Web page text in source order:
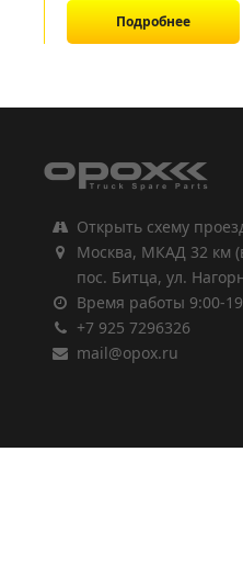
Подробнее
Открыть схему
Москва, МКАД 32 км
пос. Битца, ул.
Время работы 9:00-
+7 925 7296326
mail@opox.ru